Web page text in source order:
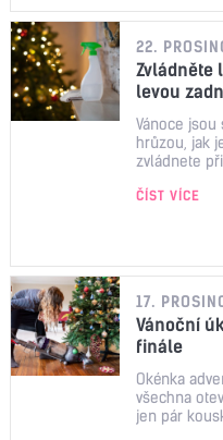
22.
Zvládněte
levou
Vánoce jsou
hrůzou, jak
zvládnete
ČÍST VÍCE
17.
Vánoční
finále
Okénka
všechna
jen pár